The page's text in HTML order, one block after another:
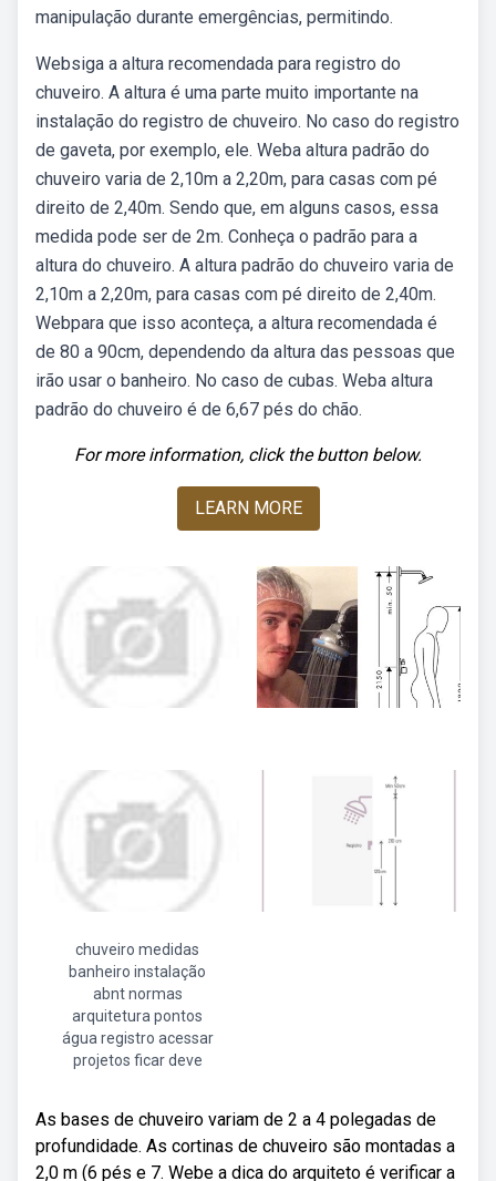
manipulação durante emergências, permitindo.
Websiga a altura recomendada para registro do
chuveiro. A altura é uma parte muito importante na
instalação do registro de chuveiro. No caso do registro
de gaveta, por exemplo, ele. Weba altura padrão do
chuveiro varia de 2,10m a 2,20m, para casas com pé
direito de 2,40m. Sendo que, em alguns casos, essa
medida pode ser de 2m. Conheça o padrão para a
altura do chuveiro. A altura padrão do chuveiro varia de
2,10m a 2,20m, para casas com pé direito de 2,40m.
Webpara que isso aconteça, a altura recomendada é
de 80 a 90cm, dependendo da altura das pessoas que
irão usar o banheiro. No caso de cubas. Weba altura
padrão do chuveiro é de 6,67 pés do chão.
For more information, click the button below.
LEARN MORE
chuveiro medidas
banheiro instalação
abnt normas
arquitetura pontos
água registro acessar
projetos ficar deve
As bases de chuveiro variam de 2 a 4 polegadas de
profundidade. As cortinas de chuveiro são montadas a
2,0 m (6 pés e 7. Webe a dica do arquiteto é verificar a